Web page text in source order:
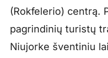
(Rokfelerio) centrą.
pagrindinių turistų
Niujorke šventiniu